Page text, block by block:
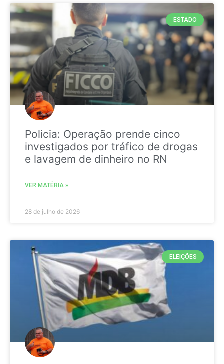
ESTADO
Policia: Operação prende cinco
investigados por tráfico de drogas
e lavagem de dinheiro no RN
VER MATÉRIA »
28 de julho de 2026
ELEIÇÕES